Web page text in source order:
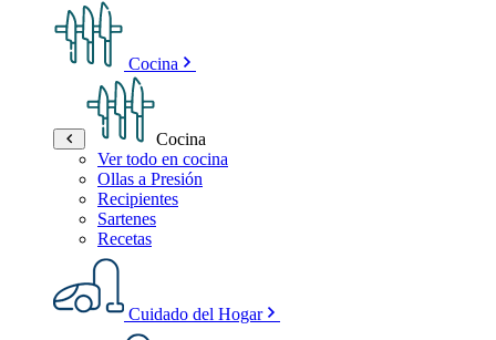
Cocina
Cocina
Ver todo en cocina
Ollas a Presión
Recipientes
Sartenes
Recetas
Cuidado del Hogar